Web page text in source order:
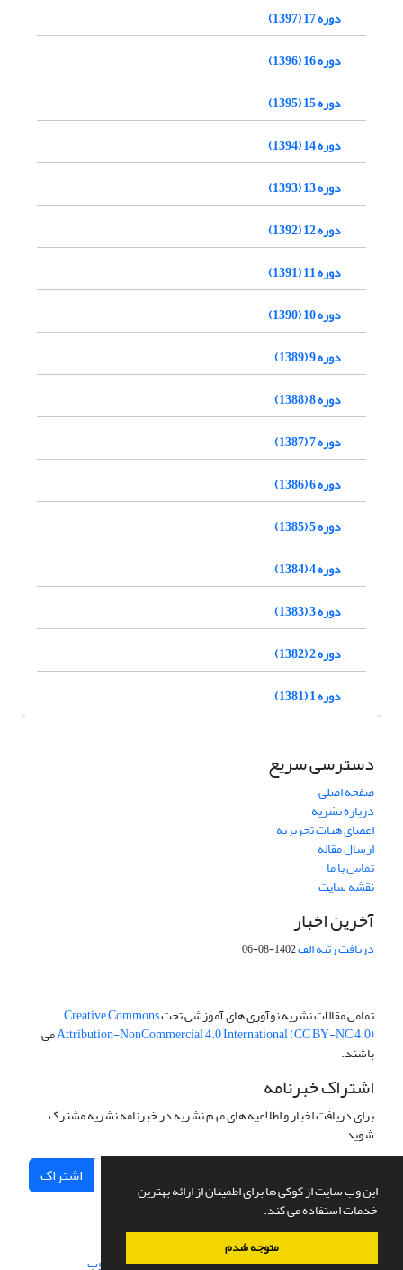
این وب سایت از کوکی ها برای اطمینان از ارائه بهترین
خدمات استفاده می کند.
متوجه شدم
دوره 17 (1397)
دوره 16 (1396)
دوره 15 (1395)
دوره 14 (1394)
دوره 13 (1393)
دوره 12 (1392)
دوره 11 (1391)
دوره 10 (1390)
دوره 9 (1389)
دوره 8 (1388)
دوره 7 (1387)
دوره 6 (1386)
دوره 5 (1385)
دوره 4 (1384)
دوره 3 (1383)
دوره 2 (1382)
دوره 1 (1381)
دسترسی سریع
صفحه اصلی
درباره نشریه
اعضای هیات تحریریه
ارسال مقاله
تماس با ما
نقشه سایت
آخرین اخبار
دریافت رتبه الف1402-08-06
تمامی مقالات نشریه نوآوری های آموزشی تحتCreative Commons
Attribution-NonCommercial 4.0 International (CC BY-NC 4.0)می
باشند.
اشتراک خبرنامه
برای دریافت اخبار و اطلاعیه های مهم نشریه در خبرنامه نشریه مشترک
شوید.
اشتراک
سامانه مدیریت نشریات علمی.طراحی و پیاده سازی از سیناوب